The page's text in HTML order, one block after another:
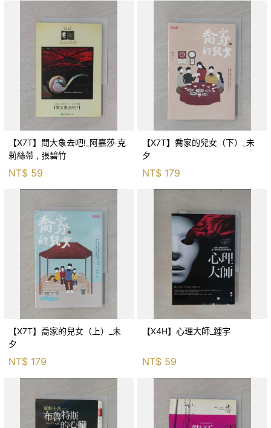
【X7T】問大象去吧!_阿嘉莎‧克
莉絲蒂 , 張碧竹
NT$ 59
【X7T】喬家的兒女（下）_未
夕
NT$ 179
【X7T】喬家的兒女（上）_未
夕
NT$ 179
【X4H】心理大師_鍾宇
NT$ 59